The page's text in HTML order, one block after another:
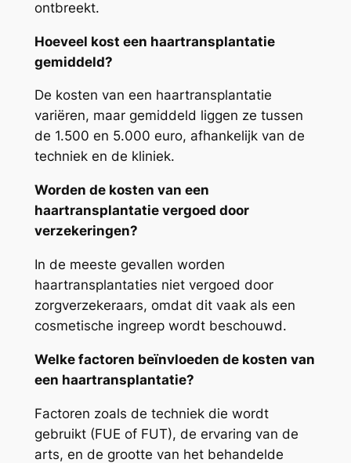
ontbreekt.
Hoeveel kost een haartransplantatie
gemiddeld?
De kosten van een haartransplantatie
variëren, maar gemiddeld liggen ze tussen
de 1.500 en 5.000 euro, afhankelijk van de
techniek en de kliniek.
Worden de kosten van een
haartransplantatie vergoed door
verzekeringen?
In de meeste gevallen worden
haartransplantaties niet vergoed door
zorgverzekeraars, omdat dit vaak als een
cosmetische ingreep wordt beschouwd.
Welke factoren beïnvloeden de kosten van
een haartransplantatie?
Factoren zoals de techniek die wordt
gebruikt (FUE of FUT), de ervaring van de
arts, en de grootte van het behandelde